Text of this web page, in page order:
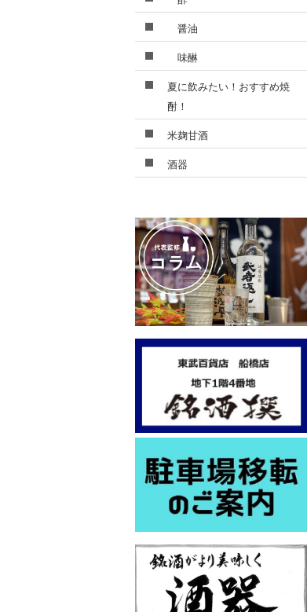
醤油
味醂
夏に飲みたい！おすすめ焼
酎！
米麹甘酒
酒器